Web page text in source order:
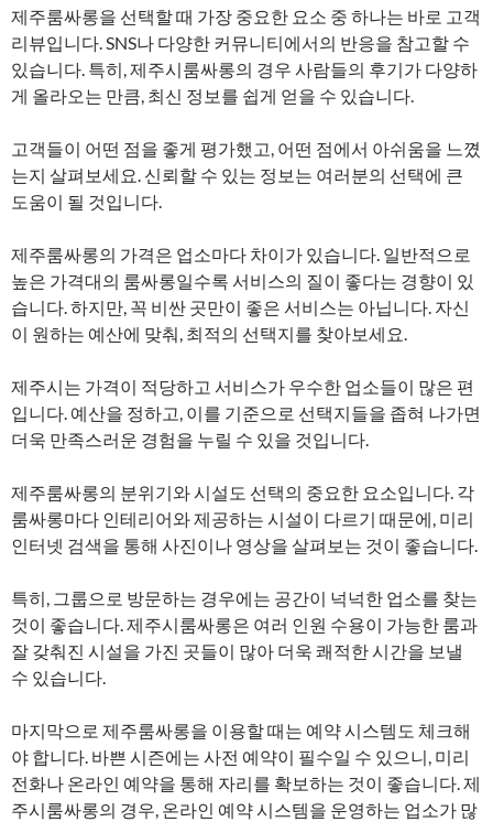
제주룸싸롱을 선택할 때 가장 중요한 요소 중 하나는 바로 고객
리뷰입니다. SNS나 다양한 커뮤니티에서의 반응을 참고할 수
있습니다. 특히, 제주시룸싸롱의 경우 사람들의 후기가 다양하
게 올라오는 만큼, 최신 정보를 쉽게 얻을 수 있습니다.
고객들이 어떤 점을 좋게 평가했고, 어떤 점에서 아쉬움을 느꼈
는지 살펴보세요. 신뢰할 수 있는 정보는 여러분의 선택에 큰
도움이 될 것입니다.
제주룸싸롱의 가격은 업소마다 차이가 있습니다. 일반적으로
높은 가격대의 룸싸롱일수록 서비스의 질이 좋다는 경향이 있
습니다. 하지만, 꼭 비싼 곳만이 좋은 서비스는 아닙니다. 자신
이 원하는 예산에 맞춰, 최적의 선택지를 찾아보세요.
제주시는 가격이 적당하고 서비스가 우수한 업소들이 많은 편
입니다. 예산을 정하고, 이를 기준으로 선택지들을 좁혀 나가면
더욱 만족스러운 경험을 누릴 수 있을 것입니다.
제주룸싸롱의 분위기와 시설도 선택의 중요한 요소입니다. 각
룸싸롱마다 인테리어와 제공하는 시설이 다르기 때문에, 미리
인터넷 검색을 통해 사진이나 영상을 살펴보는 것이 좋습니다.
특히, 그룹으로 방문하는 경우에는 공간이 넉넉한 업소를 찾는
것이 좋습니다. 제주시룸싸롱은 여러 인원 수용이 가능한 룸과
잘 갖춰진 시설을 가진 곳들이 많아 더욱 쾌적한 시간을 보낼
수 있습니다.
마지막으로 제주룸싸롱을 이용할 때는 예약 시스템도 체크해
야 합니다. 바쁜 시즌에는 사전 예약이 필수일 수 있으니, 미리
전화나 온라인 예약을 통해 자리를 확보하는 것이 좋습니다. 제
주시룸싸롱의 경우, 온라인 예약 시스템을 운영하는 업소가 많